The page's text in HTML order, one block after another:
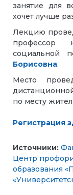
занятие для
хочет лучше
Лекцию
профессор
социальной
Борисовна.
Место
по месту
Регистрация
Источники:
Центр
образования